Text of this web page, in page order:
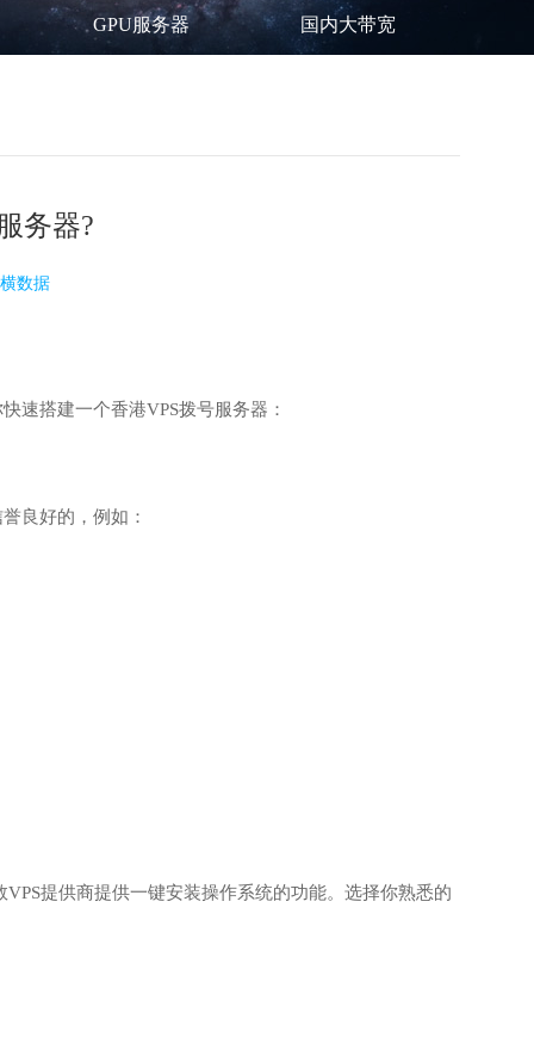
GPU服务器 国内大带宽
务器?
数据
速搭建一个香港VPS拨号服务器：
良好的，例如：
提供商提供一键安装操作系统的功能。选择你熟悉的